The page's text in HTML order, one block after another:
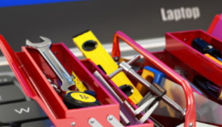
¿Cómo es comprar en